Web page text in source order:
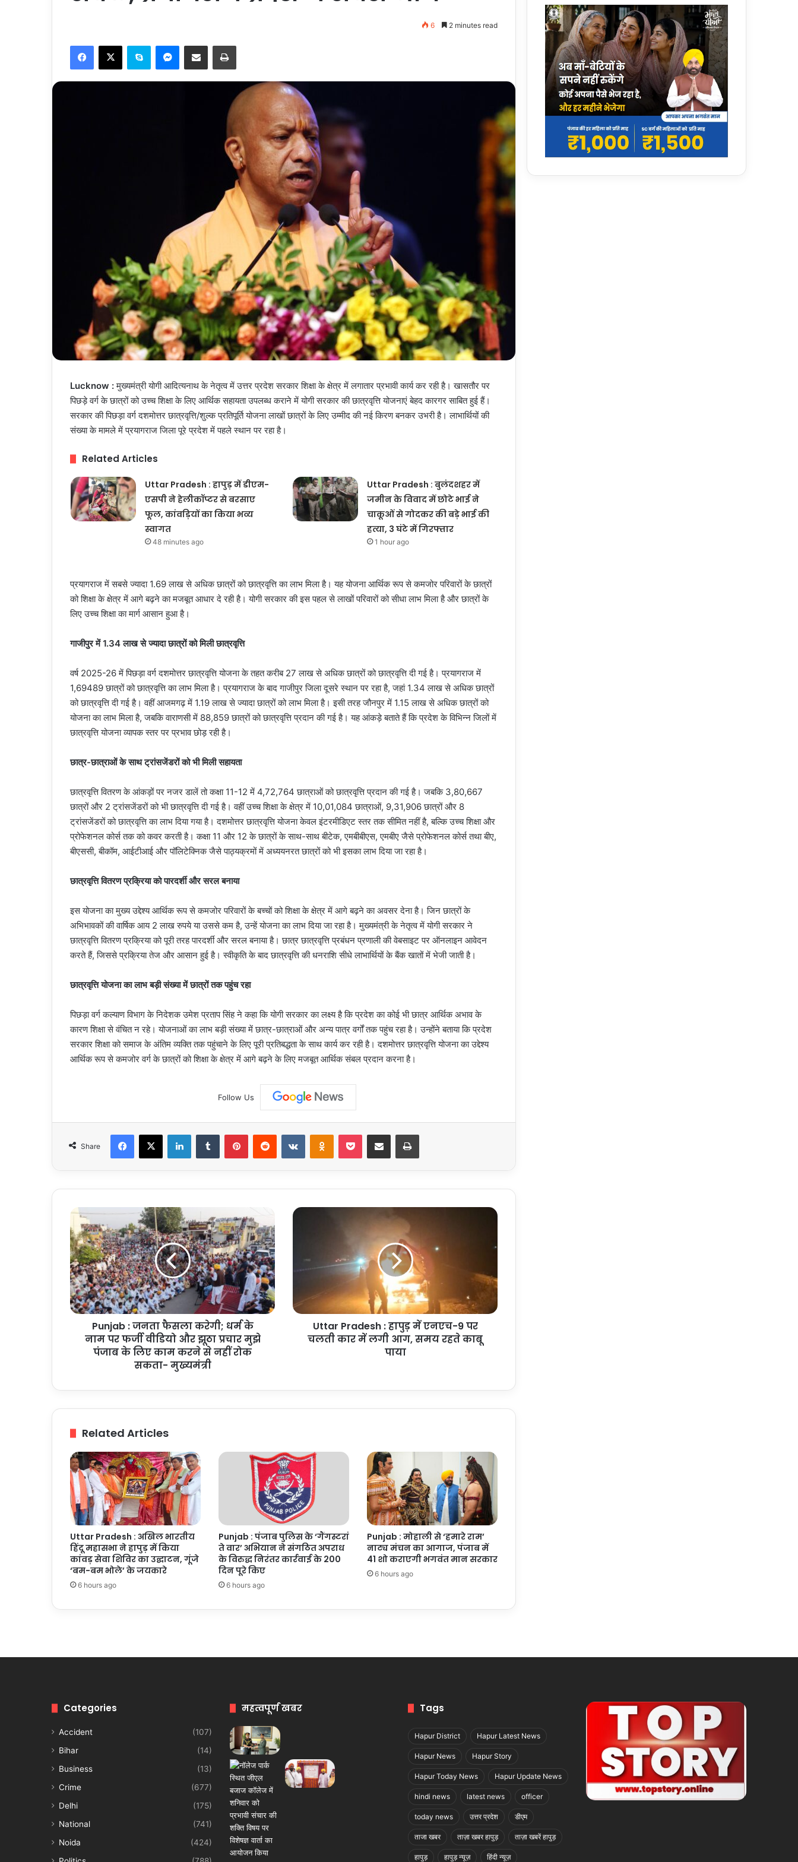
6 2 minutes read
Facebook
X Skype Messenger
Share via Email Print
Lucknow :मुख्यमंत्री योगी आदित्यनाथ के नेतृत्व में उत्तर प्रदेश सरकार शिक्षा के क्षेत्र में लगातार प्रभावी कार्य कर रही है। खासतौर पर
पिछड़े वर्ग के छात्रों को उच्च शिक्षा के लिए आर्थिक सहायता उपलब्ध कराने में योगी सरकार की छात्रवृत्ति योजनाएं बेहद कारगर साबित हुई हैं।
सरकार की पिछड़ा वर्ग दशमोत्तर छात्रवृत्ति/शुल्क प्रतिपूर्ति योजना लाखों छात्रों के लिए उम्मीद की नई किरण बनकर उभरी है। लाभार्थियों की
संख्या के मामले में प्रयागराज जिला पूरे प्रदेश में पहले स्थान पर रहा है।
Related Articles
Uttar Pradesh : हापुड़ में डीएम-
एसपी ने हेलीकॉप्टर से बरसाए
फूल, कांवड़ियों का किया भव्य
स्वागत
48 minutes ago
Uttar Pradesh : बुलंदशहर में
जमीन के विवाद में छोटे भाई ने
चाकूओं से गोदकर की बड़े भाई की
हत्या, 3 घंटे में गिरफ्तार
1 hour ago
प्रयागराज में सबसे ज्यादा 1.69 लाख से अधिक छात्रों को छात्रवृत्ति का लाभ मिला है। यह योजना आर्थिक रूप से कमजोर परिवारों के छात्रों
को शिक्षा के क्षेत्र में आगे बढ़ने का मजबूत आधार दे रही है। योगी सरकार की इस पहल से लाखों परिवारों को सीधा लाभ मिला है और छात्रों के
लिए उच्च शिक्षा का मार्ग आसान हुआ है।
गाजीपुर में 1.34 लाख से ज्यादा छात्रों को मिली छात्रवृत्ति
वर्ष 2025-26 में पिछड़ा वर्ग दशमोत्तर छात्रवृत्ति योजना के तहत करीब 27 लाख से अधिक छात्रों को छात्रवृत्ति दी गई है। प्रयागराज में
1,69489 छात्रों को छात्रवृत्ति का लाभ मिला है। प्रयागराज के बाद गाजीपुर जिला दूसरे स्थान पर रहा है, जहां 1.34 लाख से अधिक छात्रों
को छात्रवृत्ति दी गई है। वहीं आजमगढ़ में 1.19 लाख से ज्यादा छात्रों को लाभ मिला है। इसी तरह जौनपुर में 1.15 लाख से अधिक छात्रों को
योजना का लाभ मिला है, जबकि वाराणसी में 88,859 छात्रों को छात्रवृत्ति प्रदान की गई है। यह आंकड़े बताते हैं कि प्रदेश के विभिन्न जिलों में
छात्रवृत्ति योजना व्यापक स्तर पर प्रभाव छोड़ रही है।
छात्र-छात्राओं के साथ ट्रांसजेंडरों को भी मिली सहायता
छात्रवृत्ति वितरण के आंकड़ों पर नजर डालें तो कक्षा 11-12 में 4,72,764 छात्राओं को छात्रवृत्ति प्रदान की गई है। जबकि 3,80,667
छात्रों और 2 ट्रांसजेंडरों को भी छात्रवृत्ति दी गई है। वहीं उच्च शिक्षा के क्षेत्र में 10,01,084 छात्राओं, 9,31,906 छात्रों और 8
ट्रांसजेंडरों को छात्रवृत्ति का लाभ दिया गया है। दशमोत्तर छात्रवृत्ति योजना केवल इंटरमीडिएट स्तर तक सीमित नहीं है, बल्कि उच्च शिक्षा और
प्रोफेशनल कोर्स तक को कवर करती है। कक्षा 11 और 12 के छात्रों के साथ-साथ बीटेक, एमबीबीएस, एमबीए जैसे प्रोफेशनल कोर्स तथा बीए,
बीएससी, बीकॉम, आईटीआई और पॉलिटेक्निक जैसे पाठ्यक्रमों में अध्ययनरत छात्रों को भी इसका लाभ दिया जा रहा है।
छात्रवृत्ति वितरण प्रक्रिया को पारदर्शी और सरल बनाया
इस योजना का मुख्य उद्देश्य आर्थिक रूप से कमजोर परिवारों के बच्चों को शिक्षा के क्षेत्र में आगे बढ़ने का अवसर देना है। जिन छात्रों के
अभिभावकों की वार्षिक आय 2 लाख रुपये या उससे कम है, उन्हें योजना का लाभ दिया जा रहा है। मुख्यमंत्री के नेतृत्व में योगी सरकार ने
छात्रवृत्ति वितरण प्रक्रिया को पूरी तरह पारदर्शी और सरल बनाया है। छात्र छात्रवृत्ति प्रबंधन प्रणाली की वेबसाइट पर ऑनलाइन आवेदन
करते हैं, जिससे प्रक्रिया तेज और आसान हुई है। स्वीकृति के बाद छात्रवृत्ति की धनराशि सीधे लाभार्थियों के बैंक खातों में भेजी जाती है।
छात्रवृत्ति योजना का लाभ बड़ी संख्या में छात्रों तक पहुंच रहा
पिछड़ा वर्ग कल्याण विभाग के निदेशक उमेश प्रताप सिंह ने कहा कि योगी सरकार का लक्ष्य है कि प्रदेश का कोई भी छात्र आर्थिक अभाव के
कारण शिक्षा से वंचित न रहे। योजनाओं का लाभ बड़ी संख्या में छात्र-छात्राओं और अन्य पात्र वर्गों तक पहुंच रहा है। उन्होंने बताया कि प्रदेश
सरकार शिक्षा को समाज के अंतिम व्यक्ति तक पहुंचाने के लिए पूरी प्रतिबद्धता के साथ कार्य कर रही है। दशमोत्तर छात्रवृत्ति योजना का उद्देश्य
आर्थिक रूप से कमजोर वर्ग के छात्रों को शिक्षा के क्षेत्र में आगे बढ़ने के लिए मजबूत आर्थिक संबल प्रदान करना है।
Follow Us
Share
Facebook
X LinkedInTumblr PinterestReddit VKontakteOdnoklassniki
Pocket Share via Email Print
Punjab
:
जनता
फैसला
करेगी;
धर्म
के
नाम
पर
वीडियो
के
काम
से
नहीं
रोक
सकता-
मुख्यमंत्री
Punjab : जनता फैसला करेगी; धर्म के
नाम पर फर्जी वीडियो और झूठा प्रचार मुझे
पंजाब के लिए काम करने से नहीं रोक
सकता- मुख्यमंत्री
Uttar
एनएच-9
चलती
कार
Uttar Pradesh : हापुड़ में एनएच-9 पर
चलती कार में लगी आग, समय रहते काबू
पाया
Related Articles
Uttar Pradesh : अखिल भारतीय
हिंदू महासभा ने हापुड़ में किया
कांवड़ सेवा शिविर का उद्घाटन, गूंजे
‘बम-बम भोले’ के जयकारे
6 hours ago
Punjab : पंजाब पुलिस के ‘गैंगस्टरां
ते वार’ अभियान ने संगठित अपराध
के विरुद्ध निरंतर कार्रवाई के 200
दिन पूरे किए
6 hours ago
Punjab : मोहाली से ‘हमारे राम’
नाट्य मंचन का आगाज, पंजाब में
41 शो कराएगी भगवंत मान सरकार
6 hours ago
Categories
Accident
(107)
Bihar
(14)
Business
(13)
Crime
(677)
Delhi
(175)
National
(741)
Noida
(424)
महत्वपूर्ण खबर Tags
Hapur District Hapur Latest News
Hapur News Hapur Story
Hapur Today News Hapur Update News
hindi news latest news officer
today news उत्तर प्रदेश डीएम
ताजा खबर ताज़ा खबर हापुड़ ताज़ा खबरें हापुड़
हापुड़ हापुड़ न्यूज़ हिंदी न्यूज़